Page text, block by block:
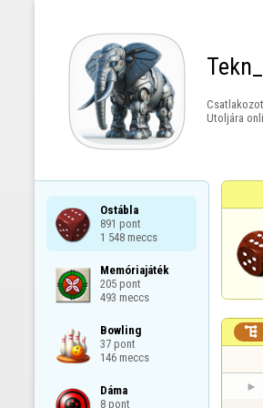
Utoljára
Ostábla
891 pont
1 548 meccs
Memóriajáték
205 pont
493 meccs
Bowling
37 pont
146 meccs
Dáma
8 pont
